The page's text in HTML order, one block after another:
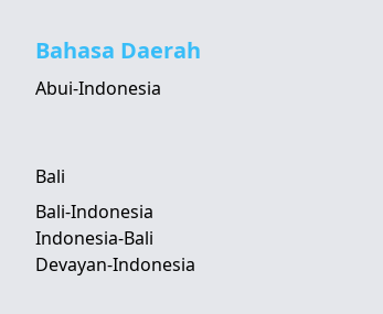
Bahasa Daerah
Abui-Indonesia
Bali
Bali-Indonesia
Indonesia-Bali
Devayan-Indonesia